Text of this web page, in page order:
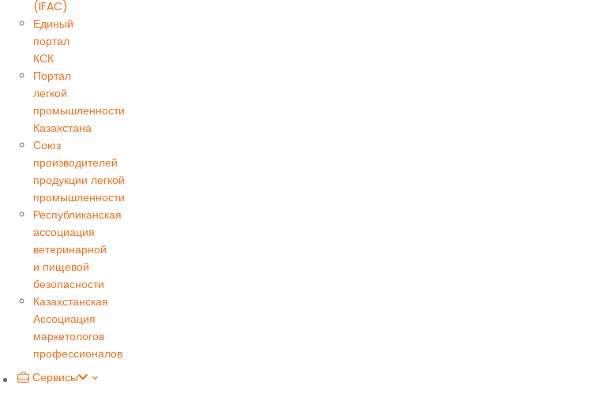
(IFAC)
Единый
портал
КСК
Портал
легкой
промышленности
Казахстана
Союз
производителей
продукции легкой
промышленности
Республиканская
ассоциация
ветеринарной
и пищевой
безопасности
Казахстанская
Ассоциация
маркетологов
профессионалов
Сервисы